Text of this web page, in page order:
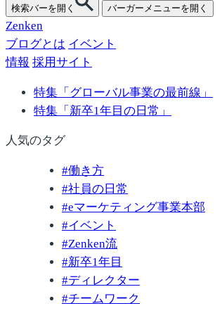
検索バーを開く バーガーメニューを開く
Zenken
ブログとは イベント
情報 採用サイト
特集「グローバル事業の最前線」
特集「新卒1年目の日常」
人気のタグ
#働き方
#社員の日常
#eマーケティング事業本部
#イベント
#Zenken流
#新卒1年目
#ディレクター
#チームワーク